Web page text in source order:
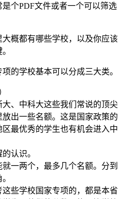
个PDF文件或者一个可以筛选
概都有哪些学校，以及你应该
的学校基本可以分成三大类。
、中科大这些我们常说的顶尖
出一些名额。这是国家政策的
最优秀的学生也有机会进入中
认识。
一两个，最多几个名额。分到
些学校国家专项的，都是本省